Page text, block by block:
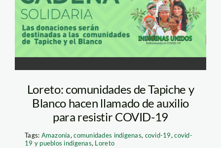
Loreto: comunidades de Tapiche y
Blanco hacen llamado de auxilio
para resistir COVID-19
Tags: Amazonía,comunidades indígenas, covid-19,covid-
19 y pueblos indígenas, Loreto